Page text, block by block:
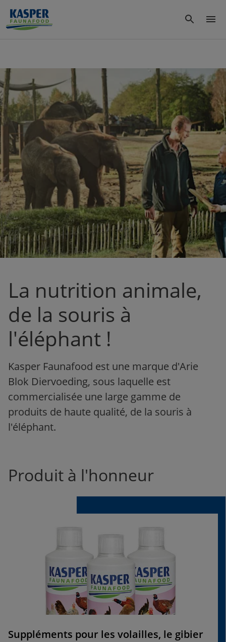
La nutrition animale,
de la souris à
l'éléphant !
Kasper Faunafood est une marque d'Arie
Blok Diervoeding, sous laquelle est
commercialisée une large gamme de
produits de haute qualité, de la souris à
l'éléphant.
Produit à l'honneur
Suppléments pour les volailles, le gibier